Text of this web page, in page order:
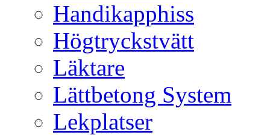
Handikapphiss
Högtryckstvätt
Läktare
Lättbetong System
Lekplatser